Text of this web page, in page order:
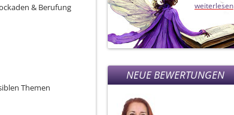
weiterlesen
NEUE BEWERTUNGEN
& Berufung
Themen